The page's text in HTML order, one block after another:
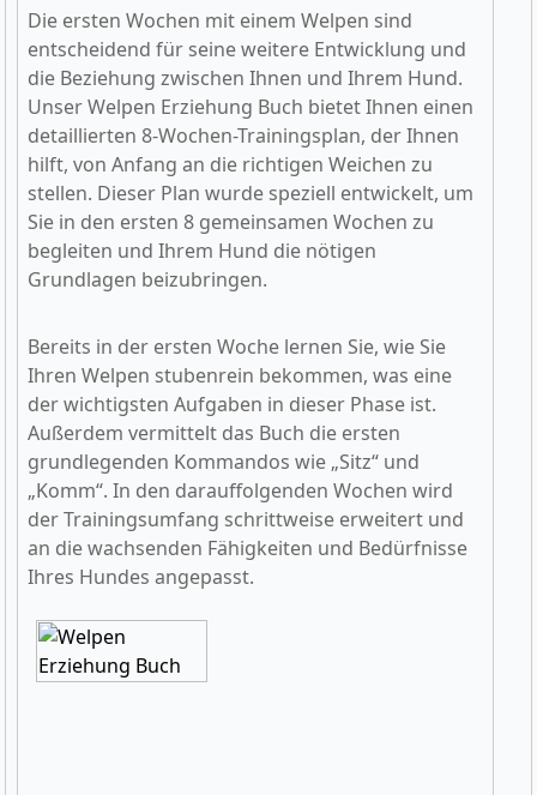
Die ersten Wochen mit einem Welpen sind
entscheidend für seine weitere Entwicklung und
die Beziehung zwischen Ihnen und Ihrem Hund.
Unser Welpen Erziehung Buch bietet Ihnen einen
detaillierten 8-Wochen-Trainingsplan, der Ihnen
hilft, von Anfang an die richtigen Weichen zu
stellen. Dieser Plan wurde speziell entwickelt, um
Sie in den ersten 8 gemeinsamen Wochen zu
begleiten und Ihrem Hund die nötigen
Grundlagen beizubringen.
Bereits in der ersten Woche lernen Sie, wie Sie
Ihren Welpen stubenrein bekommen, was eine
der wichtigsten Aufgaben in dieser Phase ist.
Außerdem vermittelt das Buch die ersten
grundlegenden Kommandos wie „Sitz“ und
„Komm“. In den darauffolgenden Wochen wird
der Trainingsumfang schrittweise erweitert und
an die wachsenden Fähigkeiten und Bedürfnisse
Ihres Hundes angepasst.